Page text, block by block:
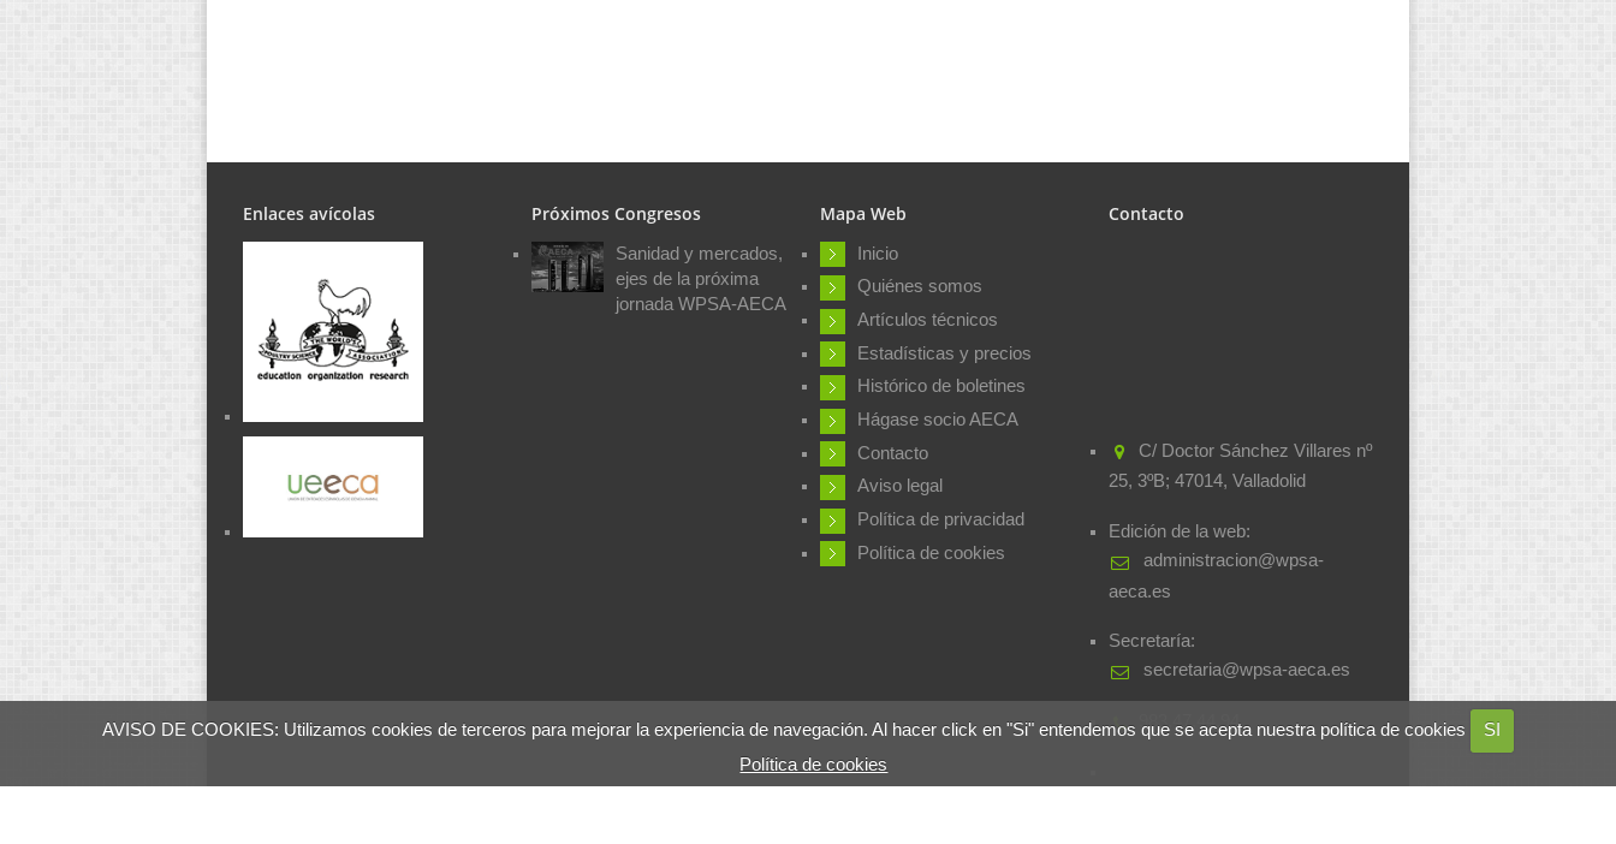
AVISO DE COOKIES: Utilizamos cookies de terceros para mejorar la experiencia de navegación. Al hacer click en "Si" entendemos que se acepta nuestra política de cookies
SI
Política de cookies
Enlaces avícolas Próximos Congresos
Sanidad y mercados,
ejes de la próxima
jornada WPSA-AECA
Mapa Web
Inicio
Quiénes somos
Artículos técnicos
Estadísticas y precios
Histórico de boletines
Hágase socio AECA
Contacto
Aviso legal
Política de privacidad
Política de cookies
Contacto
C/ Doctor Sánchez Villares nº
25, 3ºB; 47014, Valladolid
Edición de la web:
administracion@wpsa-
aeca.es
Secretaría:
secretaria@wpsa-aeca.es
983.47.44.94